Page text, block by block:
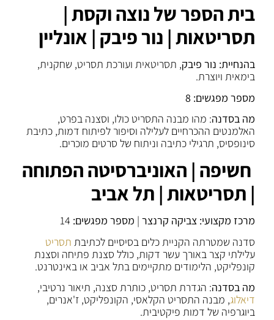
בית הספר של נוצה וקסת |
תסריטאות | נור פיבק | אונליין
בהנחיית: נור פיבק, תסריטאית ועורכת תסריט, שחקנית,
בימאית ויוצרת.
מספר מפגשים: 8
מה בסדנה: מהו מבנה התסריט כולו, וסצנה בפרט,
האלמנטים ההכרחיים לעלילה וסיפור לפיתוח דמות, כתיבת
סינופסיס, תרגילי כתיבה וניתוח של סרטים מוכרים.
חשיפה | האוניברסיטה הפתוחה
| תסריטאות | תל אביב
מרכז מקצועי: צביקה קרנצר | מספר מפגשים:
סדנה שמטרתה הקניית כלים בסיסיים לכתיבת תסריט
עלילתי קצר באורך עשר דקות, כולל סצנת פתיחה וסצנת
קונפליקט, הלימודים מתקיימים בתל אביב או באינטרנט.
מה בסדנה: הגדרת תסריט, כותרת סצנה, תיאור נרטיבי,
דיאלוג, מבנה התסריט הקלאסי, הקונפליקט, ז'אנרים,
ביוגרפיה של דמות פיקטיבית.